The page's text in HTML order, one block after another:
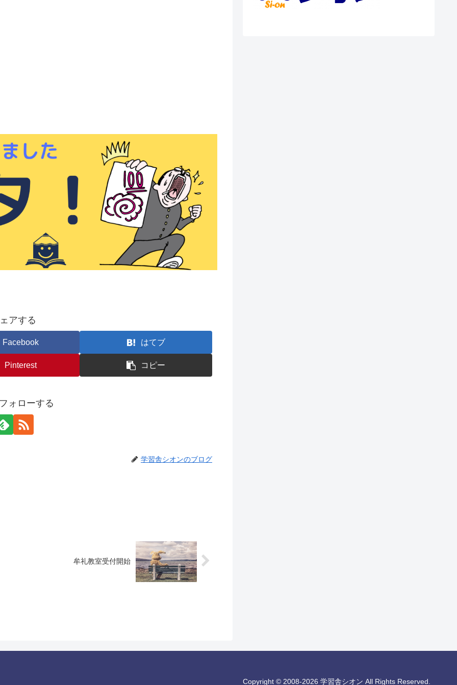
アする
Facebook はてブ
Pinterest コピー
ォローする
学習舎シオンのブログ
牟礼教室受付開始
Copyright © 2008-2026 学習舎シオン All Rights Reserved.